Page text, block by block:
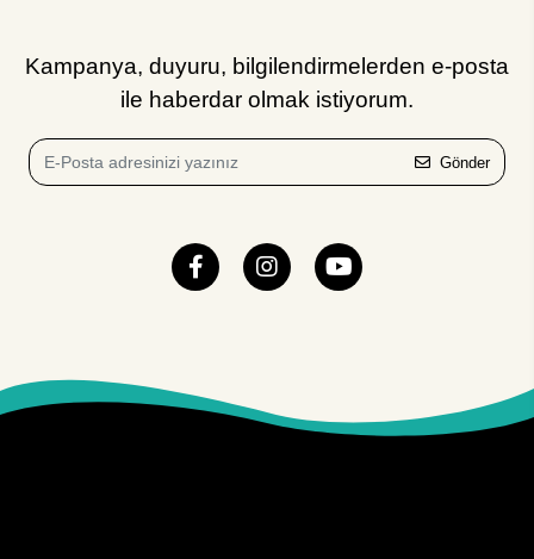
Kampanya, duyuru, bilgilendirmelerden e-posta
ile haberdar olmak istiyorum.
Gönder